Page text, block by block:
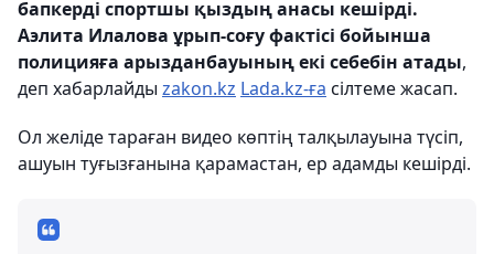
бапкерді спортшы қыздың анасы кешірді.
Аэлита Илалова ұрып-соғу фактісі бойынша
полицияға арызданбауының екі себебін атады,
деп хабарлайды zakon.kz Lada.kz-ға сілтеме жасап.
Ол желіде тараған видео көптің талқылауына түсіп,
ашуын туғызғанына қарамастан, ер адамды кешірді.